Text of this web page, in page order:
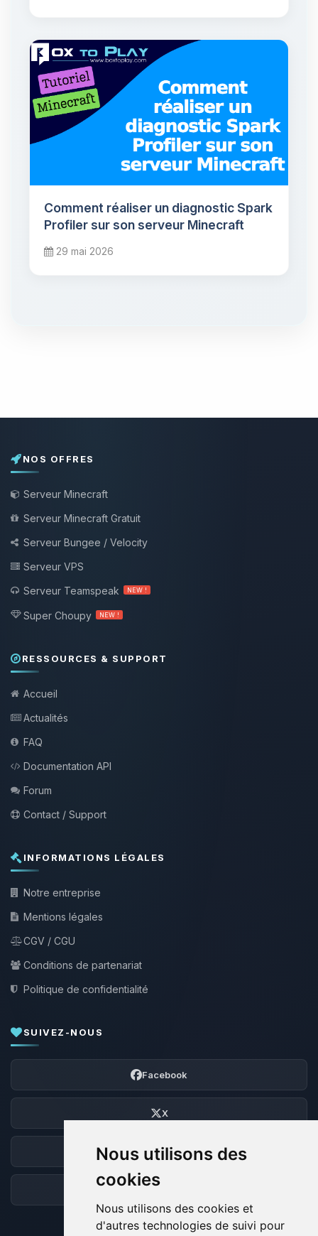
Nous utilisons des
cookies
Nous utilisons des cookies et
d'autres technologies de suivi pour
Comment réaliser un diagnostic Spark
Profiler sur son serveur Minecraft
29 mai 2026
NOS OFFRES
Serveur Minecraft
Serveur Minecraft Gratuit
Serveur Bungee / Velocity
Serveur VPS
Serveur Teamspeak
NEW !
Super Choupy NEW !
RESSOURCES & SUPPORT
Accueil
Actualités
FAQ
Documentation API
Forum
Contact / Support
INFORMATIONS LÉGALES
Notre entreprise
Mentions légales
CGV / CGU
Conditions de partenariat
Politique de confidentialité
SUIVEZ-NOUS
Facebook
X
Discord
Forum